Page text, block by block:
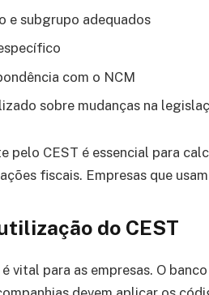
e subgrupo adequados
com o NCM
sobre mudanças na
pelo CEST é essencial para
fiscais. Empresas que
do CEST
vital para as empresas. O